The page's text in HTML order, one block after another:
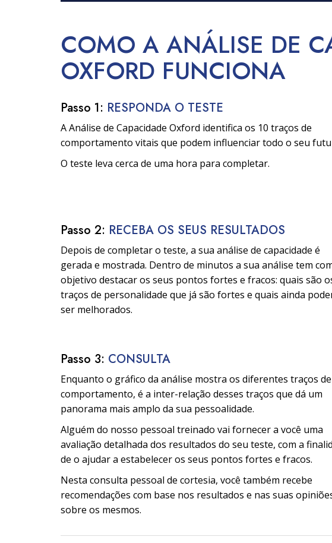
COMO A ANÁLISE DE
OXFORD FUNCIONA
Passo 1: RESPONDA O TESTE
A Análise de Capacidade Oxford identifica os 10 traços de
comportamento vitais que podem influenciar todo o seu
O teste leva cerca de uma hora para completar.
Passo 2: RECEBA OS SEUS RESULTADOS
Depois de completar o teste, a sua análise de capacidade é
gerada e mostrada. Dentro de minutos a sua análise tem
objetivo destacar os seus pontos fortes e fracos: quais são
traços de personalidade que já são fortes e quais ainda
ser melhorados.
Passo 3: CONSULTA
Enquanto o gráfico da análise mostra os diferentes traços de
comportamento, é a inter-relação desses traços que dá um
panorama mais amplo da sua pessoalidade.
Alguém do nosso pessoal treinado vai fornecer a você uma
avaliação detalhada dos resultados do seu teste, com a
de o ajudar a estabelecer os seus pontos fortes e fracos.
Nesta consulta pessoal de cortesia, você também recebe
recomendações com base nos resultados e nas suas
sobre os mesmos.